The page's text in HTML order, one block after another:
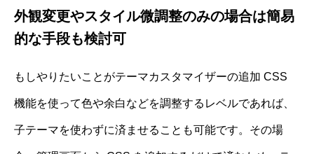
外観変更やスタイル微調整のみの場合は簡易
的な手段も検討可
もしやりたいことがテーマカスタマイザーの追加 CSS
機能を使って色や余白などを調整するレベルであれば、
子テーマを使わずに済ませることも可能です。その場